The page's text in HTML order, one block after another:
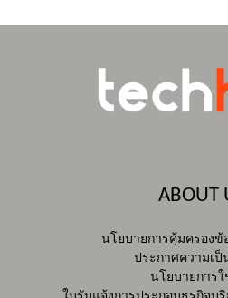
ABOUT
นโยบายการคุ้มครอง
ประกาศความเ
นโยบายการ